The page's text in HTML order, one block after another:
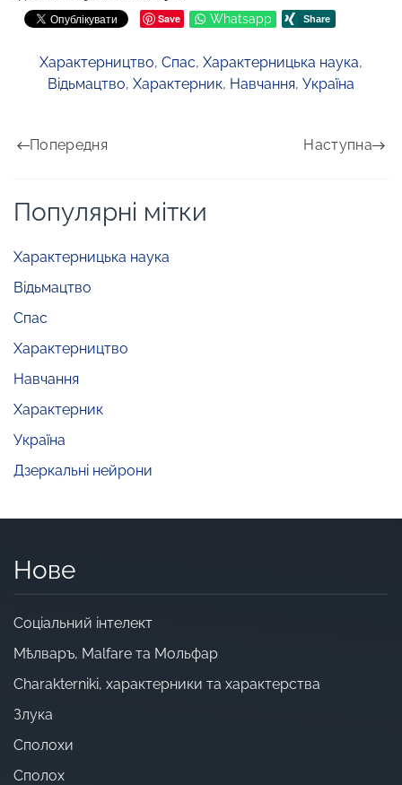
Save Whatsapp
Характерництво, Спас, Характерницька наука,
Відьмацтво, Характерник, Навчання, Україна
Попередня Наступна
Популярні мітки
Характерницька наука
Відьмацтво
Спас
Характерництво
Навчання
Характерник
Україна
Дзеркальні нейрони
Нове
Cоціальний інтелект
Мѣлваръ, Malfare та Мольфар
Charakterniki, характерники та характерства
Злука
Сполохи
Сполох